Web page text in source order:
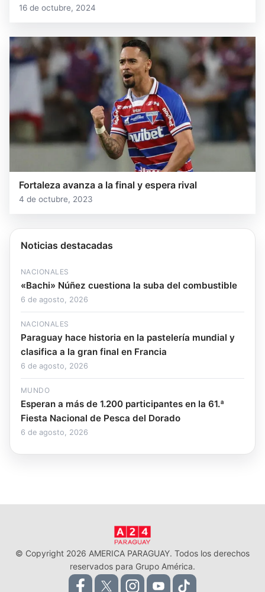
16 de octubre, 2024
Fortaleza avanza a la final y espera rival
4 de octubre, 2023
Noticias destacadas
NACIONALES
«Bachi» Núñez cuestiona la suba del combustible
6 de agosto, 2026
NACIONALES
Paraguay hace historia en la pastelería mundial y
clasifica a la gran final en Francia
6 de agosto, 2026
MUNDO
Esperan a más de 1.200 participantes en la 61.ª
Fiesta Nacional de Pesca del Dorado
6 de agosto, 2026
© Copyright 2026 AMERICA PARAGUAY. Todos los derechos
reservados para Grupo América.